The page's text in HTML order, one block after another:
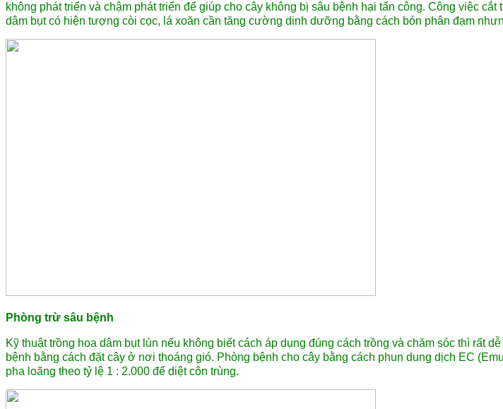
không phát triển và chậm phát triển để giúp cho cây không bị sâu bệnh hại tấn công. Công việc
dâm bụt có hiện tượng còi cọc, lá xoăn cần tăng cường dinh dưỡng bằng cách bón phân đạm
Phòng trừ sâu bệnh
Kỹ thuật trồng hoa dâm bụt lùn nếu không biết cách áp dụng đúng cách trồng và chăm sóc thì rất
bệnh bằng cách đặt cây ở nơi thoáng gió. Phòng bệnh cho cây bằng cách phun dung dịch EC
pha loãng theo tỷ lệ 1 : 2.000 để diệt côn trùng.